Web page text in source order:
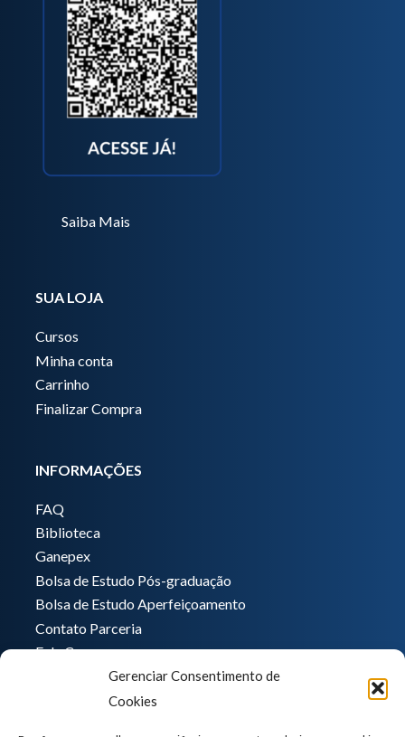
Gerenciar Consentimento de
Cookies
Saiba Mais
SUA LOJA
Cursos
Minha conta
Carrinho
Finalizar Compra
INFORMAÇÕES
FAQ
Biblioteca
Ganepex
Bolsa de Estudo Pós-graduação
Bolsa de Estudo Aperfeiçoamento
Contato Parceria
Fale Conosco